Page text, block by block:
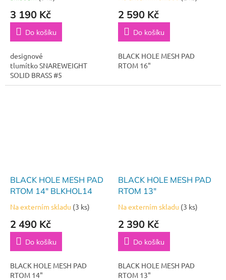
3 190 Kč
Do košíku
designové
tlumítko SNAREWEIGHT
SOLID BRASS #5
2 590 Kč
Do košíku
BLACK HOLE MESH PAD
RTOM 16"
BLACK HOLE MESH PAD
RTOM 14" BLKHOL14
Na externím skladu (3 ks)
2 490 Kč
Do košíku
BLACK HOLE MESH PAD
RTOM 14"
BLACK HOLE MESH PAD
RTOM 13"
Na externím skladu (3 ks)
2 390 Kč
Do košíku
BLACK HOLE MESH PAD
RTOM 13"